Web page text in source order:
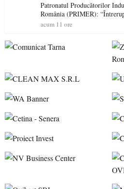
Patronatul Producătorilor
România (PRIMER):
electrică a fabricilor de
acum 11 ore